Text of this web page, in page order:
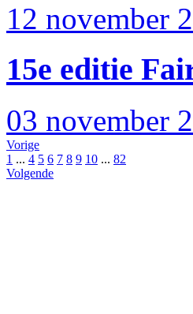
12 november
15e editie
03 november
Vorige
1 ... 4 5 6 7 8 9 10 ... 82
Volgende